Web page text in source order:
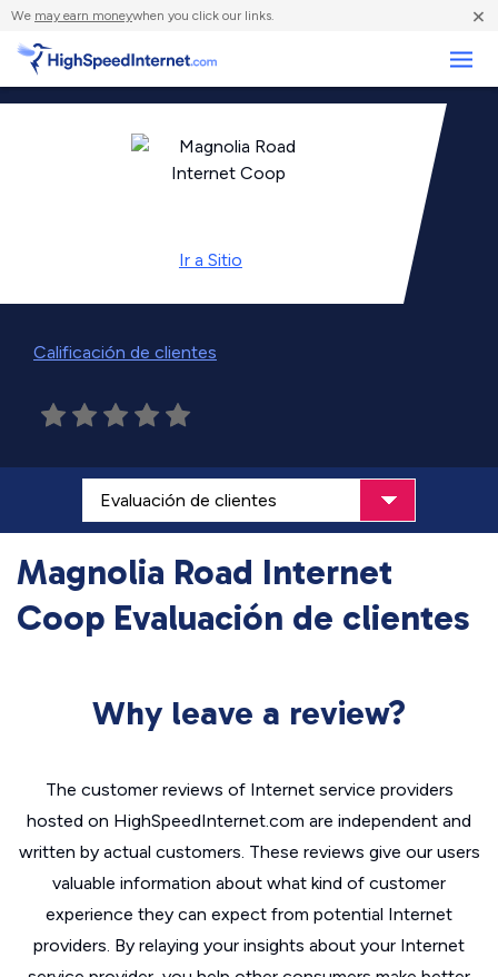
We may earn moneywhen you click our links. ×
Ir a Sitio
Calificación de clientes
Magnolia Road Internet
Coop Evaluación de clientes
Why leave a review?
The customer reviews of Internet service providers
hosted on HighSpeedInternet.com are independent and
written by actual customers. These reviews give our users
valuable information about what kind of customer
experience they can expect from potential Internet
providers. By relaying your insights about your Internet